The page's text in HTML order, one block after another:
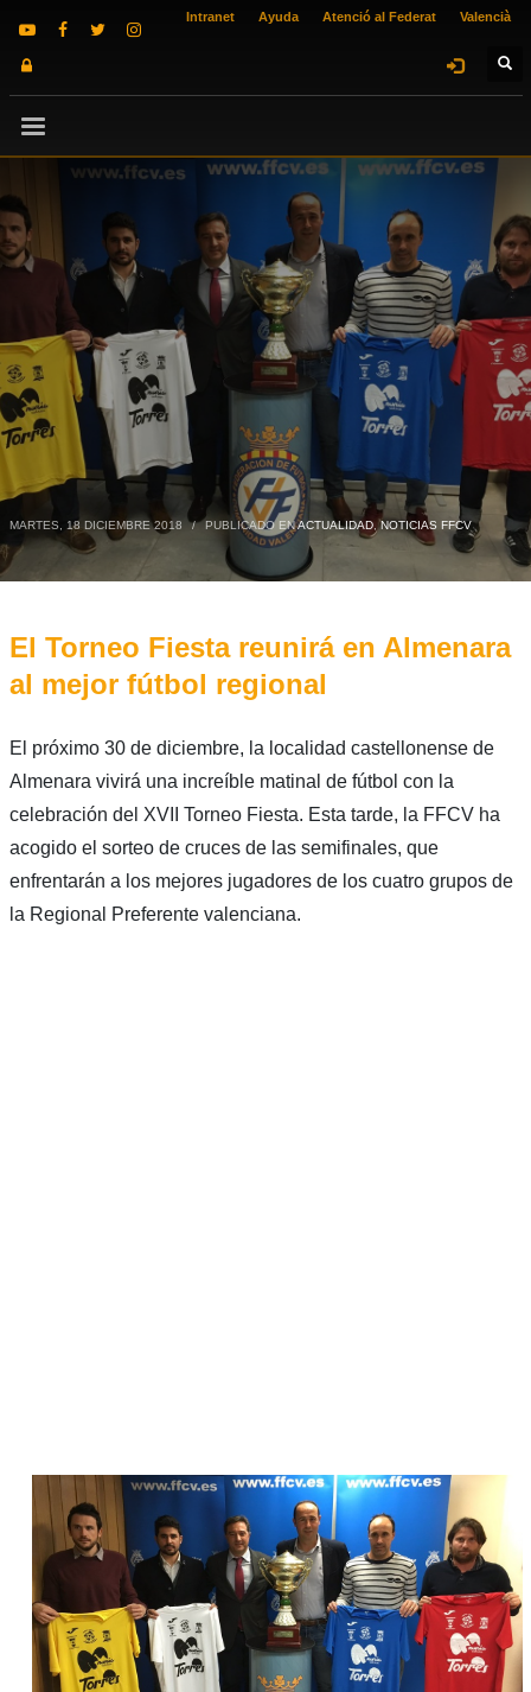
Intranet Ayuda Atenció al Federat Valencià
MARTES, 18 DICIEMBRE 2018 / PUBLICADO ENACTUALIDAD,NOTICIAS FFCV
El Torneo Fiesta reunirá en Almenara
al mejor fútbol regional
El próximo 30 de diciembre, la localidad castellonense de
Almenara vivirá una increíble matinal de fútbol con la
celebración del XVII Torneo Fiesta. Esta tarde, la FFCV ha
acogido el sorteo de cruces de las semifinales, que
enfrentarán a los mejores jugadores de los cuatro grupos de
la Regional Preferente valenciana.